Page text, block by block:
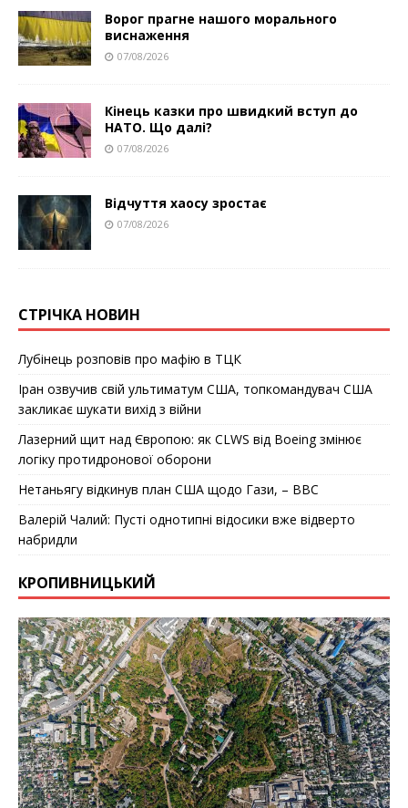
Ворог прагне нашого морального
виснаження
07/08/2026
Кінець казки про швидкий вступ до
НАТО. Що далі?
07/08/2026
Відчуття хаосу зростає
07/08/2026
СТРІЧКА НОВИН
Лубінець розповів про мафію в ТЦК
Іран озвучив свій ультиматум США, топкомандувач США
закликає шукати вихід з війни
Лазерний щит над Європою: як CLWS від Boeing змінює
логіку протидронової оборони
Нетаньягу відкинув план США щодо Гази, – BBC
Валерій Чалий: Пусті однотипні відосики вже відверто
набридли
КРОПИВНИЦЬКИЙ